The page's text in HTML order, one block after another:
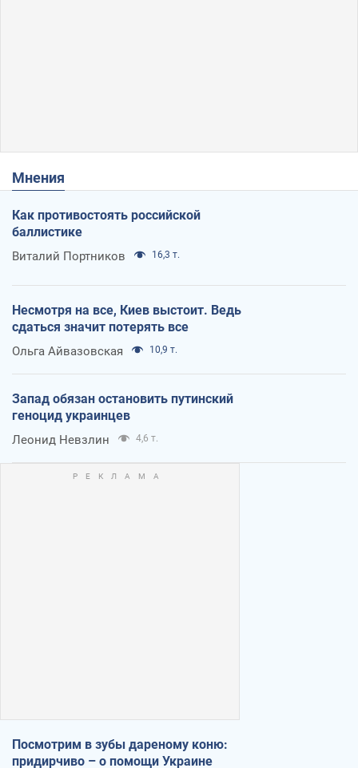
Мнения
Как противостоять российской
баллистике
Виталий Портников 16,3 т.
Несмотря на все, Киев выстоит. Ведь
сдаться значит потерять все
Ольга Айвазовская 10,9 т.
Запад обязан остановить путинский
геноцид украинцев
Леонид Невзлин 4,6 т.
Посмотрим в зубы дареному коню:
придирчиво – о помощи Украине